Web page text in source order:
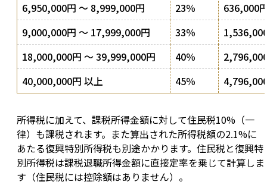
6,950,000円 ～ 8,999,000円
23％
636,000
9,000,000円 ～ 17,999,000円
33％
18,000,000円 ～ 39,999,000円
40％
40,000,000円 以上
45％
所得税に加えて、課税所得金額に対して住民税10%（一
律）も課税されます。また算出された所得税額の2.1%に
あたる復興特別所得税も別途かかります。住民税と復興特
別所得税は課税退職所得金額に直接定率を乗じて計算しま
す（住民税には控除額はありません）。